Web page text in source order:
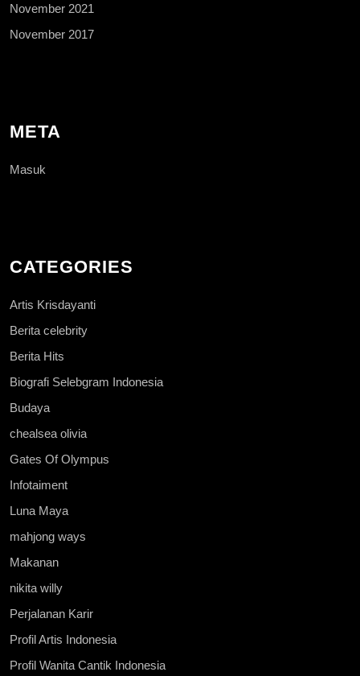
November 2021
November 2017
META
Masuk
CATEGORIES
Artis Krisdayanti
Berita celebrity
Berita Hits
Biografi Selebgram Indonesia
Budaya
chealsea olivia
Gates Of Olympus
Infotaiment
Luna Maya
mahjong ways
Makanan
nikita willy
Perjalanan Karir
Profil Artis Indonesia
Profil Wanita Cantik Indonesia